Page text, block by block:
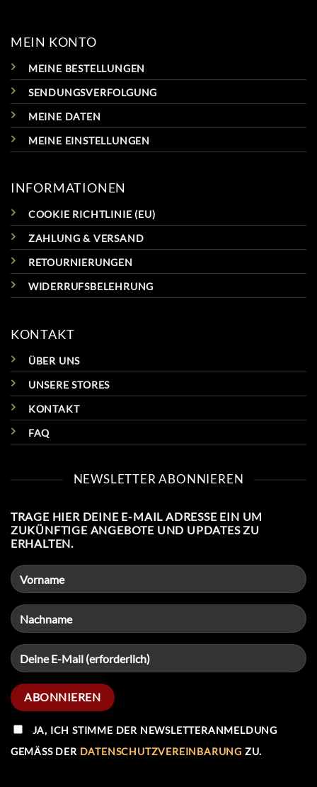
MEIN KONTO
MEINE BESTELLUNGEN
SENDUNGSVERFOLGUNG
MEINE DATEN
MEINE EINSTELLUNGEN
INFORMATIONEN
COOKIE RICHTLINIE (EU)
ZAHLUNG & VERSAND
RETOURNIERUNGEN
WIDERRUFSBELEHRUNG
KONTAKT
ÜBER UNS
UNSERE STORES
KONTAKT
FAQ
NEWSLETTER ABONNIEREN
TRAGE HIER DEINE E-MAIL ADRESSE EIN UM
ZUKÜNFTIGE ANGEBOTE UND UPDATES ZU
ERHALTEN.
JA, ICH STIMME DER NEWSLETTERANMELDUNG
GEMÄSS DER DATENSCHUTZVEREINBARUNG ZU.